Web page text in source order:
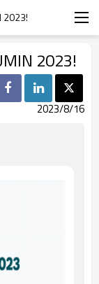
2023!
2023!
2023/8/16